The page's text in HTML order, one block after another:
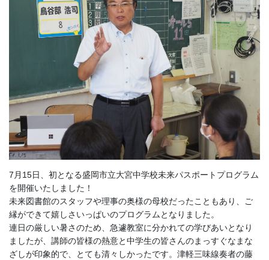
7月15日、初となる盛岡市立大宮中学校未来パスポートプログラム
を開催いたしました！
未来図書館のスタッフや理事の奥様の母校だったこともあり、ご
縁ができて嬉しさいっぱいのプログラムとなりました。
連日の厳しい暑さのため、急遽教室に分かれての学びあいとなり
ましたが、講師の皆様の熱意と中学生の皆さんのまっすぐなまな
ざしが印象的で、とても清々しかったです。津軽三味線奏者の藤